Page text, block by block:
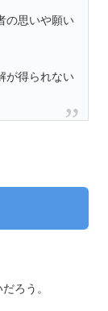
の思いや願い
が得られない
ろう。